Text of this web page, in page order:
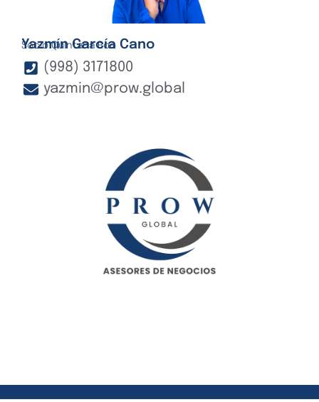
Yazmín García Cano
Socio Quintana Roo
(998) 3171800
yazmin@prow.global